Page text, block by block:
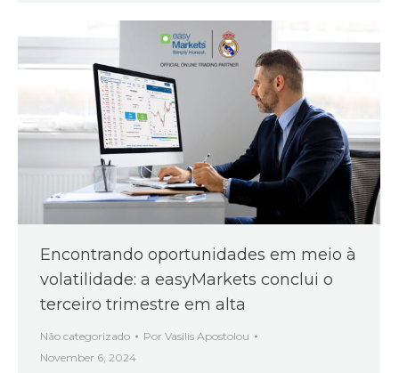
Encontrando oportunidades em meio à
volatilidade: a easyMarkets conclui o
terceiro trimestre em alta
Não categorizado Por Vasilis Apostolou
November 6, 2024